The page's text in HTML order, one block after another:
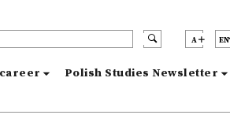
A EN
Polish Studies Newsletter